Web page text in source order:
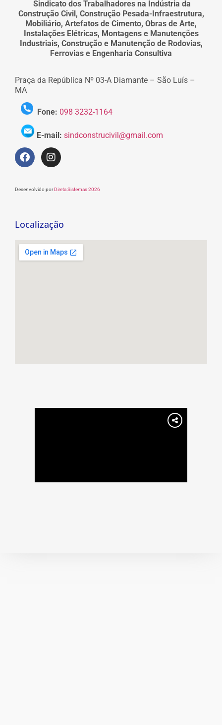
Sindicato dos Trabalhadores na Indústria da
Construção Civil, Construção Pesada-Infraestrutura,
Mobiliário, Artefatos de Cimento, Obras de Arte,
Instalações Elétricas, Montagens e Manutenções
Industriais, Construção e Manutenção de Rodovias,
Ferrovias e Engenharia Consultiva
Praça da República Nº 03-A Diamante – São Luís –
MA
Fone: 098 3232-1164
E-mail: sindconstrucivil@gmail.com
Desenvolvido porDireta Sistemas 2026
Localização